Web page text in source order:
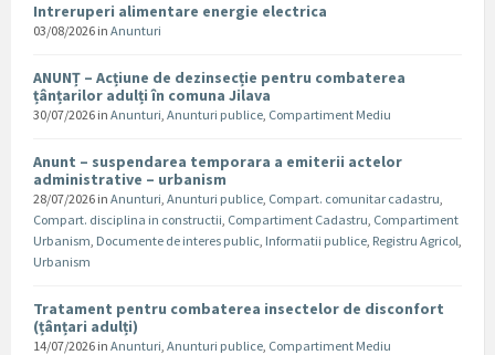
Intreruperi alimentare energie electrica
03/08/2026 in Anunturi
ANUNȚ – Acțiune de dezinsecție pentru combaterea
țânțarilor adulți în comuna Jilava
30/07/2026 in Anunturi, Anunturi publice, Compartiment Mediu
Anunt – suspendarea temporara a emiterii actelor
administrative – urbanism
28/07/2026 in Anunturi, Anunturi publice, Compart. comunitar cadastru,
Compart. disciplina in constructii, Compartiment Cadastru, Compartiment
Urbanism, Documente de interes public, Informatii publice, Registru Agricol,
Urbanism
Tratament pentru combaterea insectelor de disconfort
(țânțari adulți)
14/07/2026 in Anunturi, Anunturi publice, Compartiment Mediu